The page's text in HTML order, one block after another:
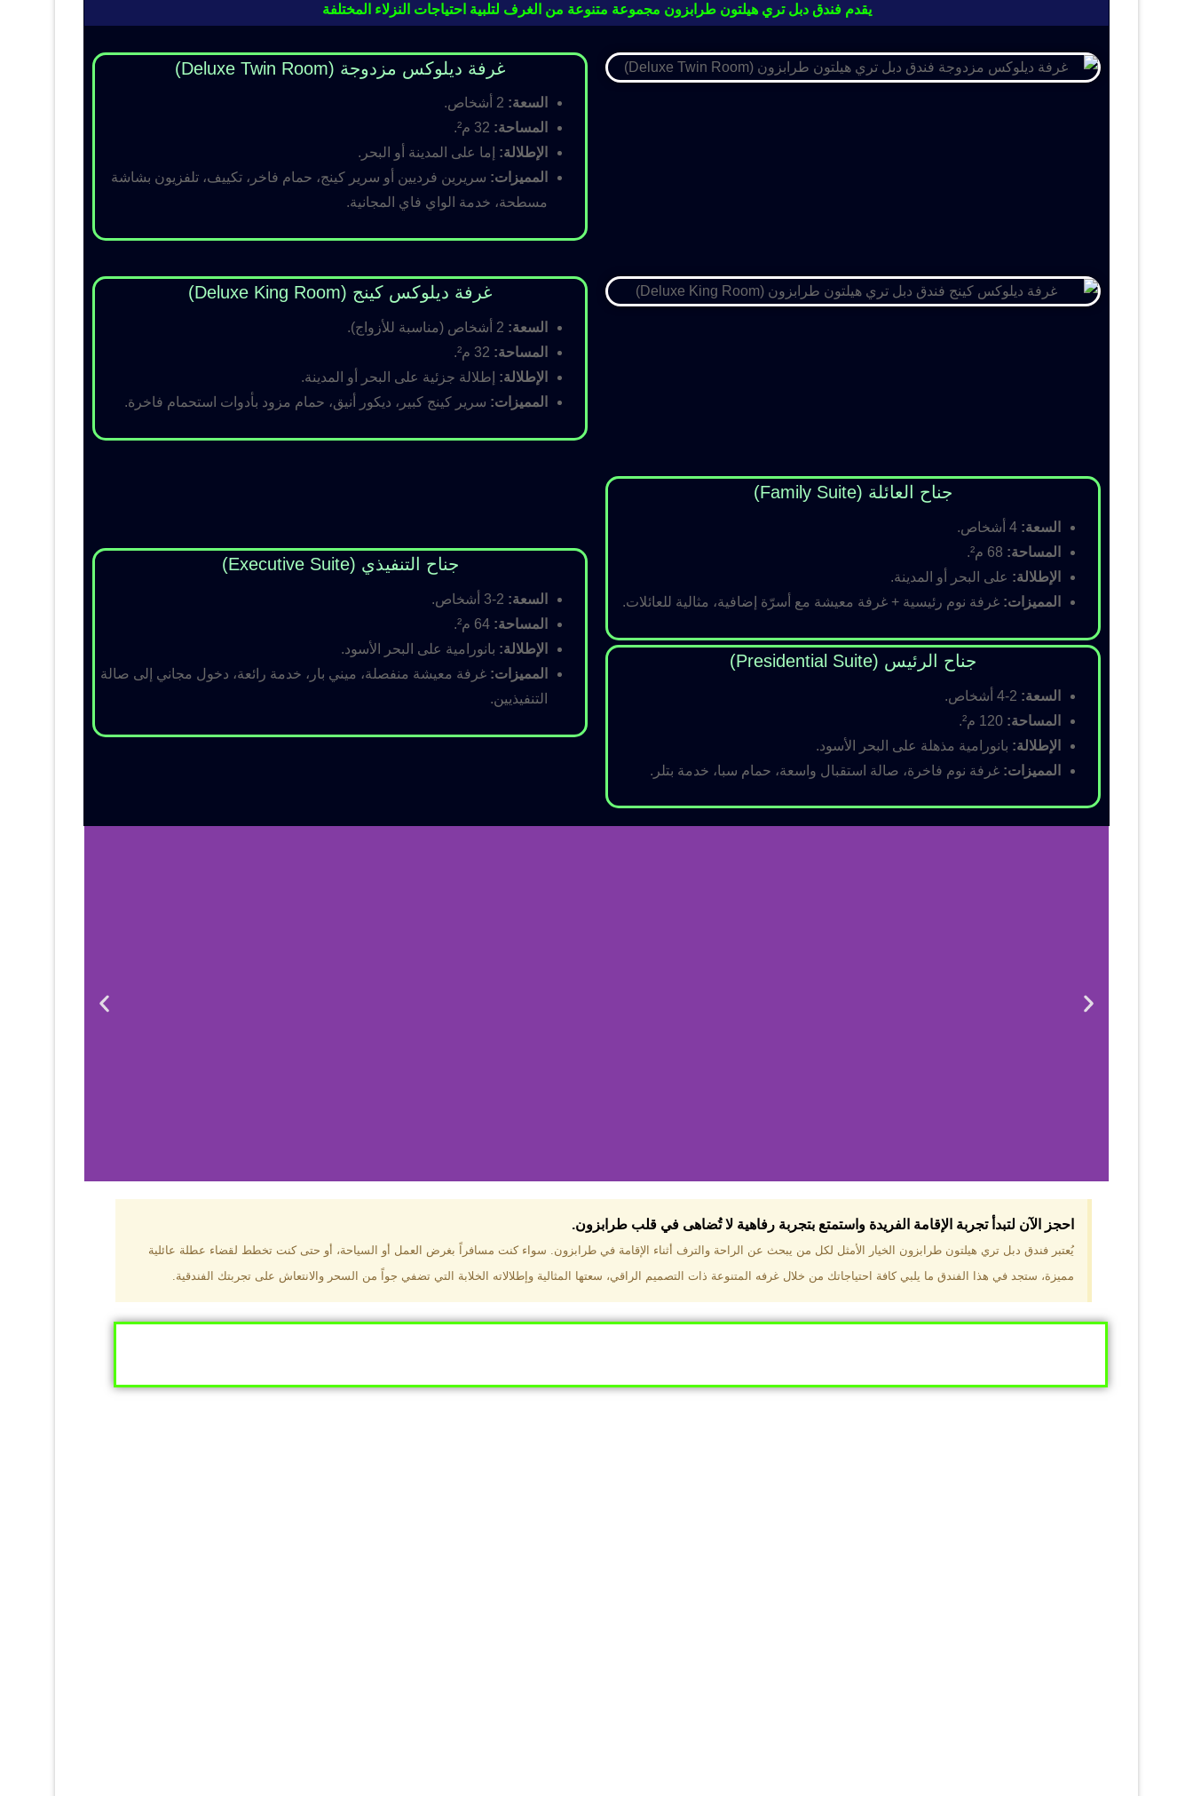
يقدم فندق دبل تري هيلتون طرابزون مجموعة متنوعة من الغرف لتلبية احتياجات النزلاء المختلفة
غرفة ديلوكس مزدوجة (Deluxe Twin Room)
السعة:
المساحة:
الإطلالة: إما على المدينة أو البحر.
المميزات: سريرين فرديين أو سرير كينج، حمام فاخر، تكييف، تلفزيون بشاشة
مسطحة، خدمة الواي فاي المجانية.
غرفة ديلوكس كينج (Deluxe King Room)
السعة:
المساحة:
الإطلالة: إطلالة جزئية على البحر أو المدينة.
المميزات: سرير كينج كبير، ديكور أنيق، حمام مزود بأدوات استحمام فاخرة.
جناح العائلة (Family Suite)
السعة:
المساحة:
الإطلالة: على البحر أو المدينة.
المميزات: غرفة نوم رئيسية + غرفة معيشة مع أسرّة إضافية، مثالية للعائلات.
جناح الرئيس (Presidential Suite)
السعة:
المساحة:
الإطلالة: بانورامية مذهلة على البحر الأسود.
المميزات: غرفة نوم فاخرة، صالة استقبال واسعة، حمام سبا، خدمة بتلر.
جناح التنفيذي (Executive Suite)
السعة:
المساحة:
الإطلالة: بانورامية على البحر الأسود.
المميزات: غرفة معيشة منفصلة، ميني بار، خدمة رائعة، دخول مجاني إلى صالة
التنفيذيين.
لماذا تختار فندق دبل تري هيلتون طرابزون؟
والجبال الخضراء. مرافق متكاملة تشمل مسبحًا داخليًا، سبا، صالة ألعاب رياضية، ومطاعم عالمية.
احجز الآن لتبدأ تجربة الإقامة الفريدة واستمتع بتجربة رفاهية لا تُضاهى في قلب طرابزون.​
يُعتبر فندق دبل تري هيلتون طرابزون الخيار الأمثل لكل من يبحث عن الراحة والترف أثناء الإقامة في طرابزون. سواء كنت مسافراً بغرض العمل أو السياحة، أو حتى كنت تخطط لقضاء عطلة عائلية
مميزة، ستجد في هذا الفندق ما يلبي كافة احتياجاتك من خلال غرفه المتنوعة ذات التصميم الراقي، سعتها المثالية وإطلالاته الخلابة التي تضفي جواً من السحر والانتعاش على تجربتك الفندقية.